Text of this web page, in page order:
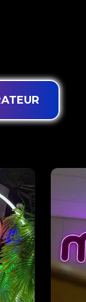
et
vous
à une